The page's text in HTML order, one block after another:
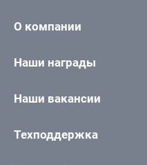
О компании
Наши награды
Наши вакансии
Техподдержка